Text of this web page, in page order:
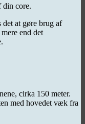
din core.
det at gøre brug af
end det
cirka 150 meter.
med hovedet væk fra